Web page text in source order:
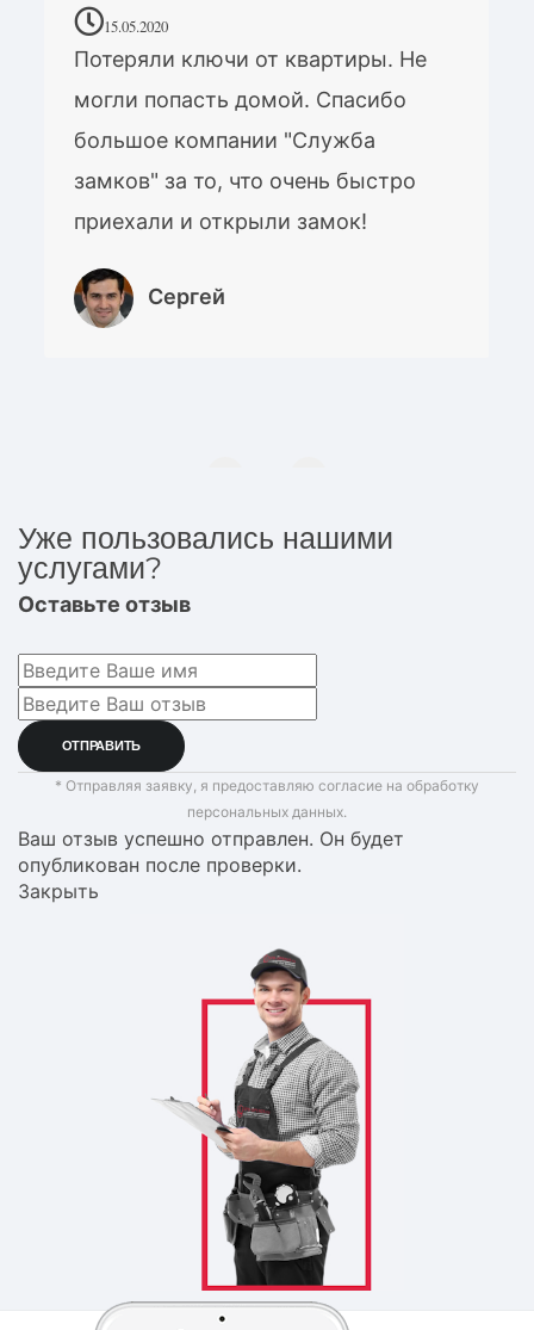
15.05.2020
Потеряли ключи от квартиры. Не
могли попасть домой. Спасибо
большое компании "Служба
замков" за то, что очень быстро
приехали и открыли замок!
Сергей
Уже пользовались нашими
услугами?
Оставьте отзыв
* Отправляя заявку, я предоставляю согласие на обработку
персональных данных.
Ваш отзыв успешно отправлен. Он будет
опубликован после проверки.
Закрыть